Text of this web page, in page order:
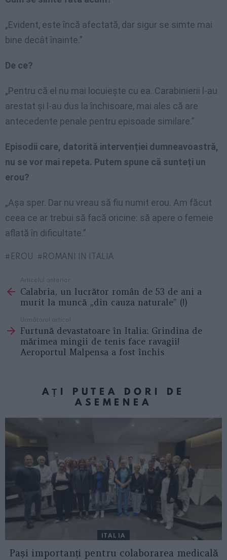
„Evident, este încă afectată, dar sigur se simte mai
bine decât înainte.”
De ce?
„Pentru că el nu mai locuiește cu ea. Carabinierii l-au
arestat și l-au dus la închisoare, mai ales că are
antecedente penale pentru episoade similare.”
Episodii care, datorită intervenției dumneavoastră,
nu se vor mai repeta. Putem spune că sunteți un
erou?
„Așa sper. Dar nu vreau să fiu numit erou. Am făcut
ceea ce ar trebui să facă oricine: să apere o femeie
aflată în dificultate.”
EROU ROMANI IN ITALIA
more
Articolul anterior
Calabria, un lucrător român de 53 de ani a
murit la muncă „din cauza naturale” (!)
Următorul articol
Furtună devastatoare în Italia: Grindina de
mărimea mingii de tenis face ravagii!
Aeroportul Malpensa a fost închis
AȚI PUTEA DORI DE
ASEMENEA
ITALIA
Pași importanți pentru colaborarea medicală